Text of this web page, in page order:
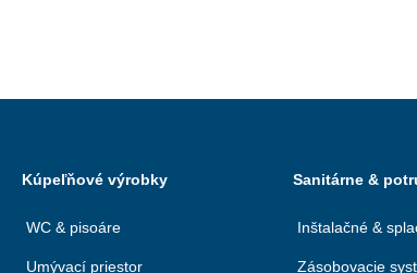
Kúpeľňové výrobky
WC & pisoáre
Umývací priestor
Sanitárne &
Inštalačné &
Zásobovacie